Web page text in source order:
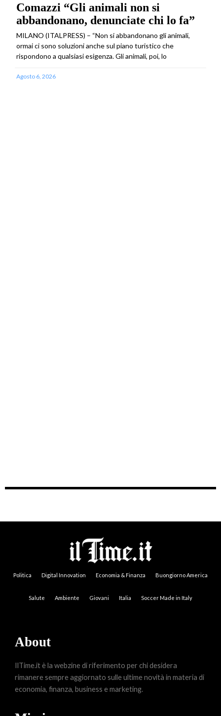
Comazzi “Gli animali non si
abbandonano, denunciate chi lo fa”
MILANO (ITALPRESS) – “Non si abbandonano gli animali,
ormai ci sono soluzioni anche sul piano turistico che
rispondono a qualsiasi esigenza. Gli animali, poi, lo
Agosto 6, 2026
Politica Digital Innovation Economia & Finanza Buongiorno America
Salute Ambiente Giovani Italia Soccer Made in Italy
About
IlTime.it è la webzine di riferimento per chi desidera
rimanere sempre aggiornato sulle ultime novità in materia di
economia, finanza, business e marketing.